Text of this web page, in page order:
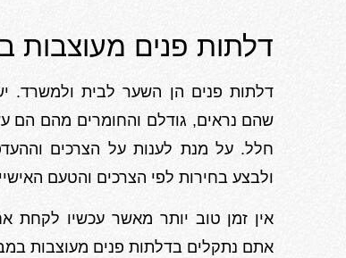
דלתות פנים מעוצבות
דלתות פנים הן השער לבית ולמשרד.
שהם נראים, גודלם והחומרים מהם הם
חלל. על מנת לענות על הצרכים
ולבצע בחירות לפי הצרכים והטעם
אין זמן טוב יותר מאשר עכשיו לקחת
אתם נתקלים בדלתות פנים מעוצבות